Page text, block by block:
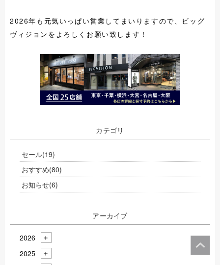
2026年も元気いっぱい営業してまいりますので、ビッグ
ヴィジョンをよろしくお願い致します！
カテゴリ
セール(19)
おすすめ(80)
お知らせ(6)
アーカイブ
2026
2025